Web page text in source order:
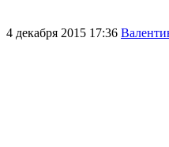
4 декабря 2015 17:36